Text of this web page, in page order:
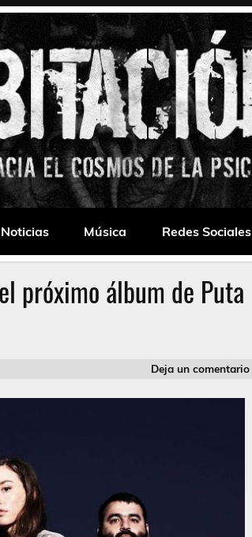
Noticias Música Redes Sociales
próximo álbum de Puta
Deja un comentario